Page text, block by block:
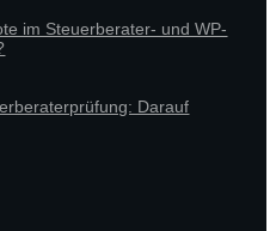
im Steuerberater- und WP-
Darauf